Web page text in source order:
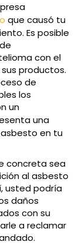
que causó tu
Es posible
con el
productos.
de
los
un
una
en tu
concreta sea
al asbesto
usted podría
daños
con su
a reclamar